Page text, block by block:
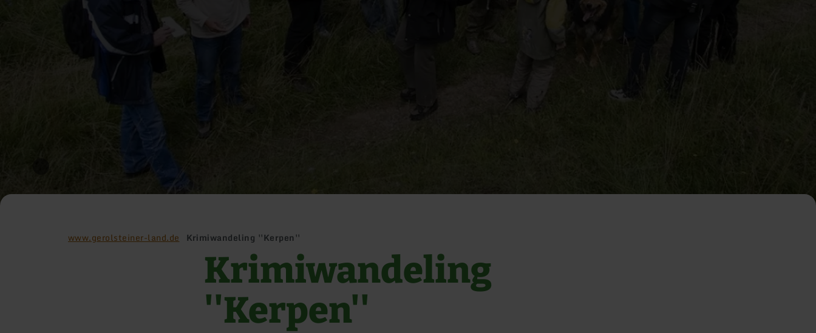
www.gerolsteiner-land.de Krimiwandeling ''Kerpen''
Krimiwandeling
''Kerpen''